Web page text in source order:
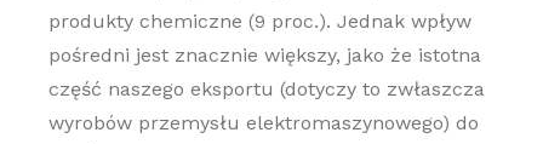
produkty chemiczne (9 proc.). Jednak wpływ
pośredni jest znacznie większy, jako że istotna
część naszego eksportu (dotyczy to zwłaszcza
wyrobów przemysłu elektromaszynowego) do